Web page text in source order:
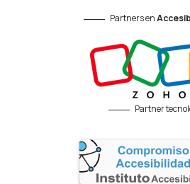
Partners en
Partner